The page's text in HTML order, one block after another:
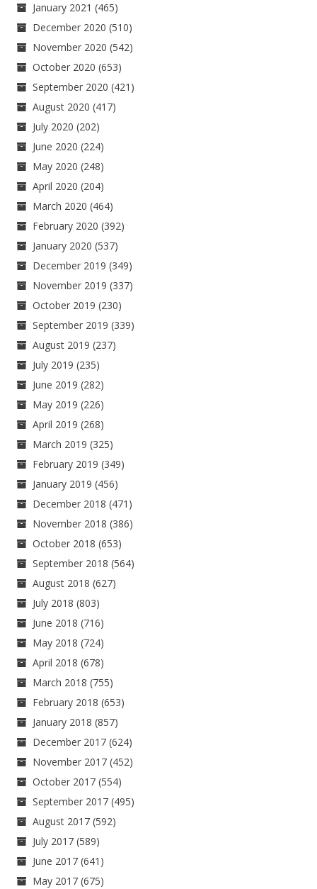
January 2021 (465)
December 2020 (510)
November 2020 (542)
October 2020 (653)
September 2020 (421)
August 2020 (417)
July 2020 (202)
June 2020 (224)
May 2020 (248)
April 2020 (204)
March 2020 (464)
February 2020 (392)
January 2020 (537)
December 2019 (349)
November 2019 (337)
October 2019 (230)
September 2019 (339)
August 2019 (237)
July 2019 (235)
June 2019 (282)
May 2019 (226)
April 2019 (268)
March 2019 (325)
February 2019 (349)
January 2019 (456)
December 2018 (471)
November 2018 (386)
October 2018 (653)
September 2018 (564)
August 2018 (627)
July 2018 (803)
June 2018 (716)
May 2018 (724)
April 2018 (678)
March 2018 (755)
February 2018 (653)
January 2018 (857)
December 2017 (624)
November 2017 (452)
October 2017 (554)
September 2017 (495)
August 2017 (592)
July 2017 (589)
June 2017 (641)
May 2017 (675)